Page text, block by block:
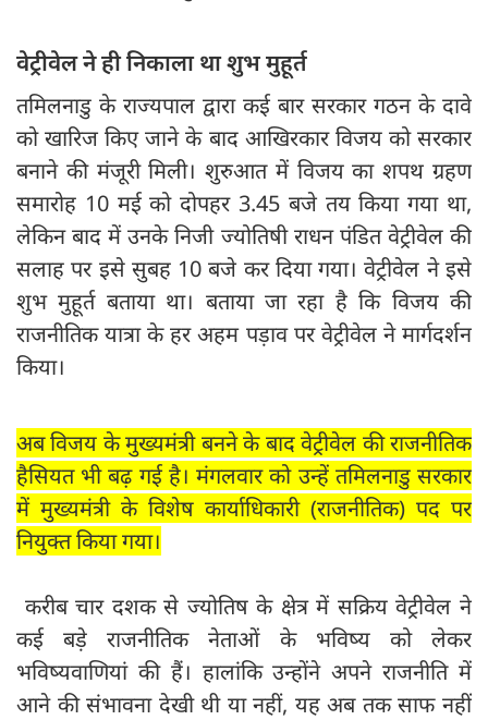
वेट्रीवेल ने ही निकाला था शुभ मुहूर्त
तमिलनाडु के राज्यपाल द्वारा कई बार सरकार गठन के दावे
को खारिज किए जाने के बाद आखिरकार विजय को सरकार
बनाने की मंजूरी मिली। शुरुआत में विजय का शपथ ग्रहण
समारोह 10 मई को दोपहर 3.45 बजे तय किया गया था,
लेकिन बाद में उनके निजी ज्योतिषी राधन पंडित वेट्रीवेल की
सलाह पर इसे सुबह 10 बजे कर दिया गया। वेट्रीवेल ने इसे
शुभ मुहूर्त बताया था। बताया जा रहा है कि विजय की
राजनीतिक यात्रा के हर अहम पड़ाव पर वेट्रीवेल ने मार्गदर्शन
किया।
अब विजय के मुख्यमंत्री बनने के बाद वेट्रीवेल की राजनीतिक
हैसियत भी बढ़ गई है। मंगलवार को उन्हें तमिलनाडु सरकार
में मुख्यमंत्री के विशेष कार्याधिकारी (राजनीतिक) पद पर
नियुक्त किया गया।
करीब चार दशक से ज्योतिष के क्षेत्र में सक्रिय वेट्रीवेल ने
कई बड़े राजनीतिक नेताओं के भविष्य को लेकर
भविष्यवाणियां की हैं। हालांकि उन्होंने अपने राजनीति में
आने की संभावना देखी थी या नहीं, यह अब तक साफ नहीं